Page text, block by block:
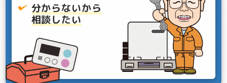
分からないから
相談したい